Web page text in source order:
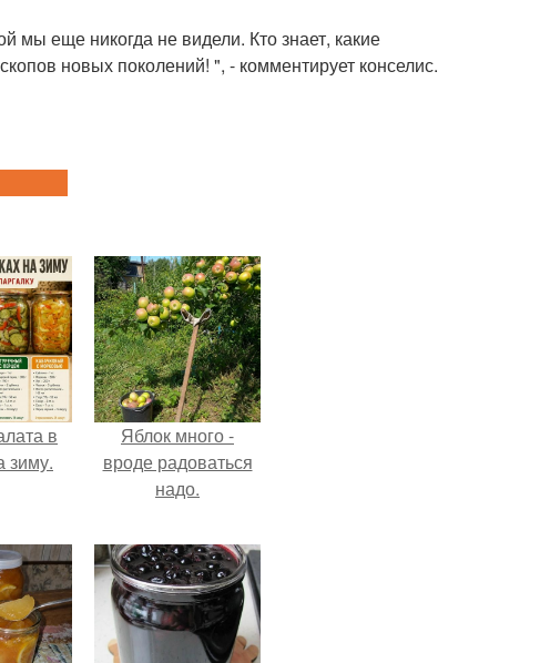
мы еще никогда не видели. Кто знает, какие
новых поколений! ", - комментирует конселис.
в
зиму.
Яблок много -
вроде радоваться
надо.